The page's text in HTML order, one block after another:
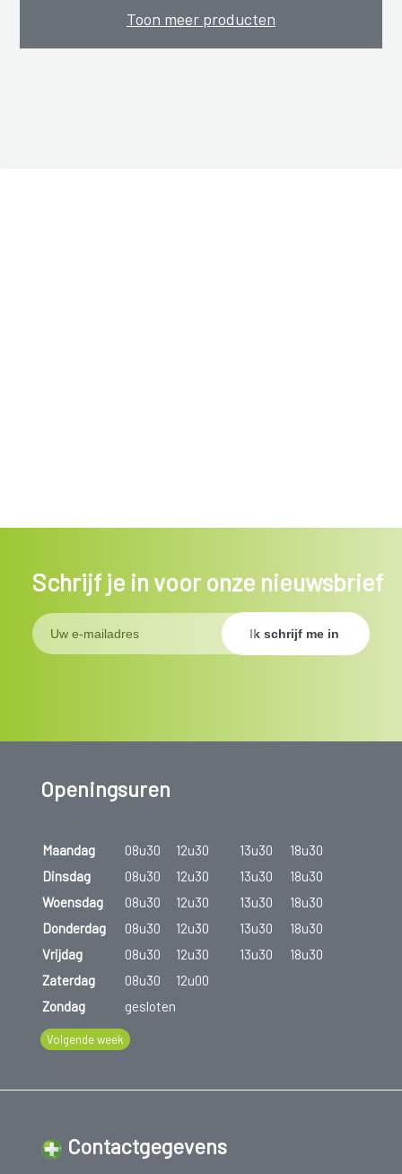
Toon meer producten
Schrijf je in voor onze nieuwsbrief
Openingsuren
Maandag 08u30 12u30 13u30
18u30
Dinsdag
08u30 12u30 13u30
18u30
Woensdag
08u30 12u30 13u30
18u30
Donderdag
08u30 12u30 13u30
18u30
Vrijdag
08u30 12u30 13u30
18u30
Zaterdag
08u30
12u00
Zondag
gesloten
Volgende week
Contactgegevens